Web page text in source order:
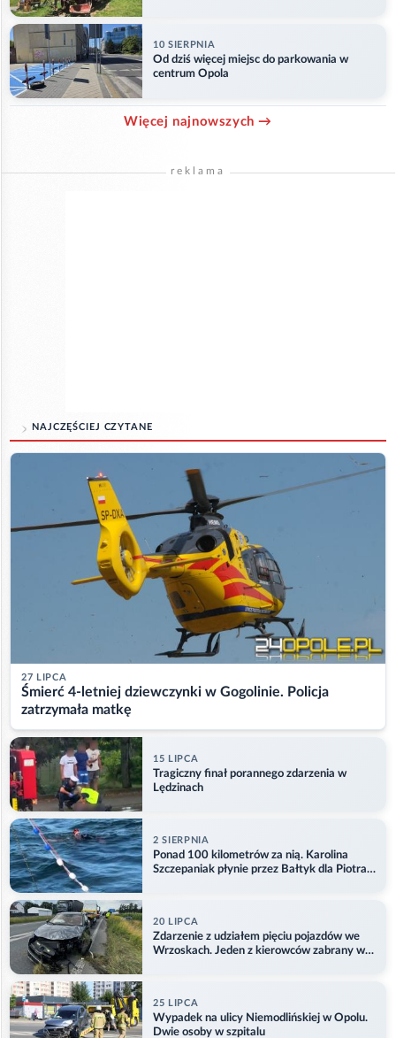
10 SIERPNIA
Od dziś więcej miejsc do parkowania w
centrum Opola
Więcej najnowszych →
reklama
NAJCZĘŚCIEJ CZYTANE
27 LIPCA
Śmierć 4-letniej dziewczynki w Gogolinie. Policja
zatrzymała matkę
15 LIPCA
Tragiczny finał porannego zdarzenia w
Lędzinach
2 SIERPNIA
Ponad 100 kilometrów za nią. Karolina
Szczepaniak płynie przez Bałtyk dla Piotra.
20 LIPCA
Zdarzenie z udziałem pięciu pojazdów we
Wrzoskach. Jeden z kierowców zabrany w
25 LIPCA
Wypadek na ulicy Niemodlińskiej w Opolu.
Dwie osoby w szpitalu